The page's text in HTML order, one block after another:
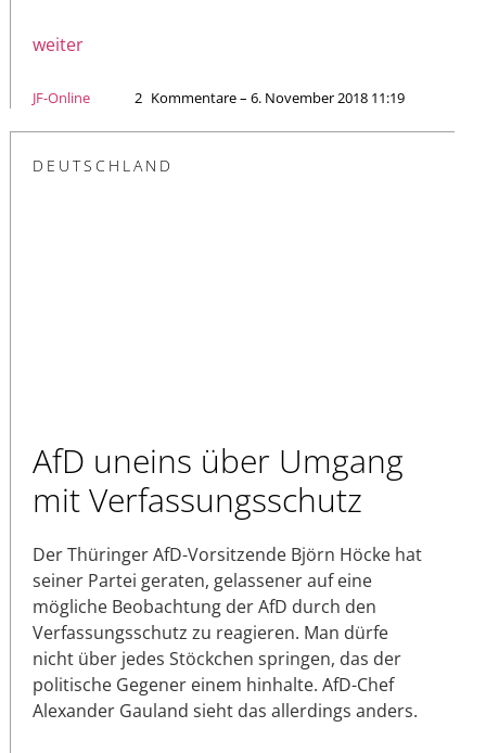
weiter
JF-Online 2 Kommentare – 6. November 2018 11:19
DEUTSCHLAND
AfD uneins über Umgang
mit Verfassungsschutz
Der Thüringer AfD-Vorsitzende Björn Höcke hat
seiner Partei geraten, gelassener auf eine
mögliche Beobachtung der AfD durch den
Verfassungsschutz zu reagieren. Man dürfe
nicht über jedes Stöckchen springen, das der
politische Gegener einem hinhalte. AfD-Chef
Alexander Gauland sieht das allerdings anders.